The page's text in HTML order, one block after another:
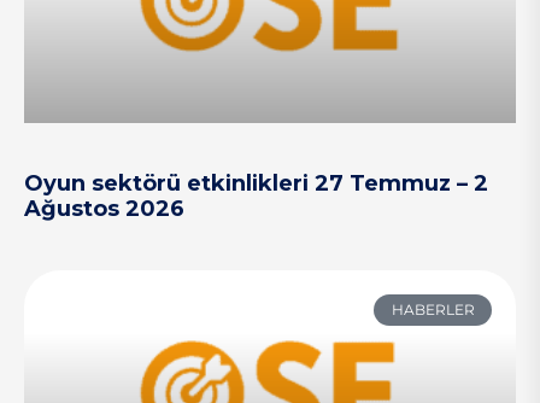
Oyun sektörü etkinlikleri 27 Temmuz – 2
Ağustos 2026
HABERLER